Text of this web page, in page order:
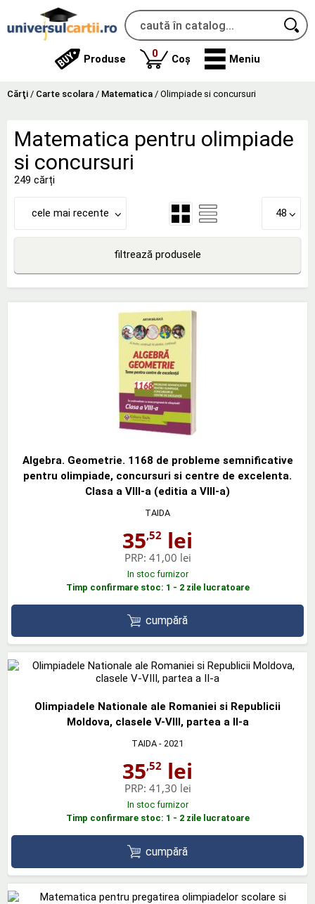
Produse 0produse
Coș Meniu
Cărţi / Carte scolara / Matematica / Olimpiade si concursuri
Matematica pentru olimpiade
si concursuri
249 cărți
cele mai recente 48
filtrează produsele
Algebra. Geometrie. 1168 de probleme semnificative
pentru olimpiade, concursuri si centre de excelenta.
Clasa a VIII-a (editia a VIII-a)
TAIDA
35,52 lei
PRP: 41,00 lei
In stoc furnizor
Timp confirmare stoc: 1 - 2 zile lucratoare
cumpără
Olimpiadele Nationale ale Romaniei si Republicii
Moldova, clasele V-VIII, partea a II-a
TAIDA - 2021
35,52 lei
PRP: 41,30 lei
In stoc furnizor
Timp confirmare stoc: 1 - 2 zile lucratoare
cumpără